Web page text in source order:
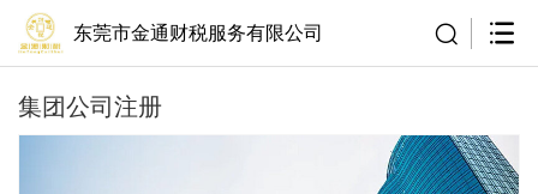
东莞市金通财税服务有限公司
集团公司注册